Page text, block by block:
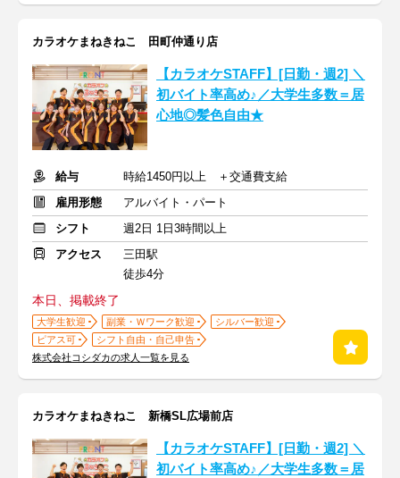
カラオケまねきねこ 田町仲通り店
【カラオケSTAFF】[日勤・週2] ＼
初バイト率高め♪／大学生多数＝居
心地◎髪色自由★
給与
時給1450円以上 ＋交通費支給
雇用形態
アルバイト・パート
シフト
週2日 1日3時間以上
アクセス
三田駅
徒歩4分
本日、掲載終了
大学生歓迎 副業・Ｗワーク歓迎
シルバー歓迎
ピアス可
シフト自由・自己申告
株式会社コシダカの求人一覧を見る
カラオケまねきねこ 新橋SL広場前店
【カラオケSTAFF】[日勤・週2] ＼
初バイト率高め♪／大学生多数＝居